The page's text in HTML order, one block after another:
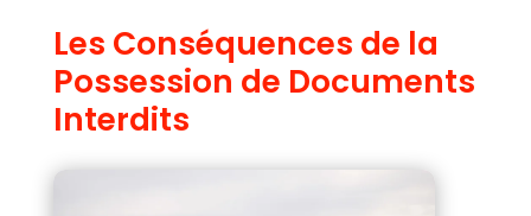
Les Conséquences de la
Possession de Documents
Interdits